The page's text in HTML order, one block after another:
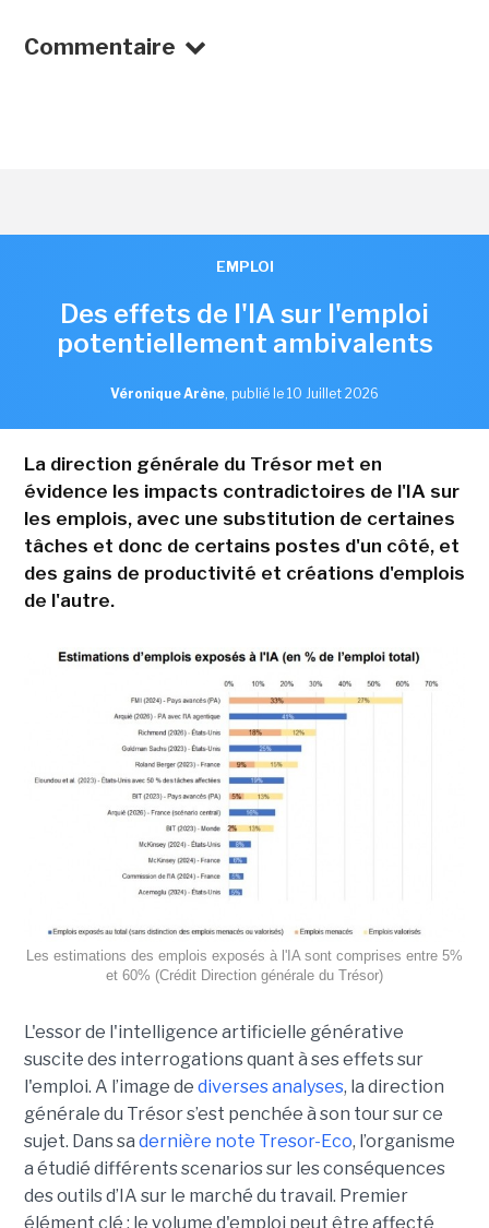
Commentaire
EMPLOI
Des effets de l'IA sur l'emploi
potentiellement ambivalents
Véronique Arène, publié le 10 Juillet 2026
La direction générale du Trésor met en
évidence les impacts contradictoires de l'IA sur
les emplois, avec une substitution de certaines
tâches et donc de certains postes d'un côté, et
des gains de productivité et créations d'emplois
de l'autre.
Les estimations des emplois exposés à l'IA sont comprises entre 5%
et 60% (Crédit Direction générale du Trésor)
L'essor de l'intelligence artificielle générative
suscite des interrogations quant à ses effets sur
l'emploi. A l’image de diverses analyses, la direction
générale du Trésor s’est penchée à son tour sur ce
sujet. Dans sa dernière note Tresor-Eco, l’organisme
a étudié différents scenarios sur les conséquences
des outils d’IA sur le marché du travail. Premier
élément clé : le volume d'emploi peut être affecté